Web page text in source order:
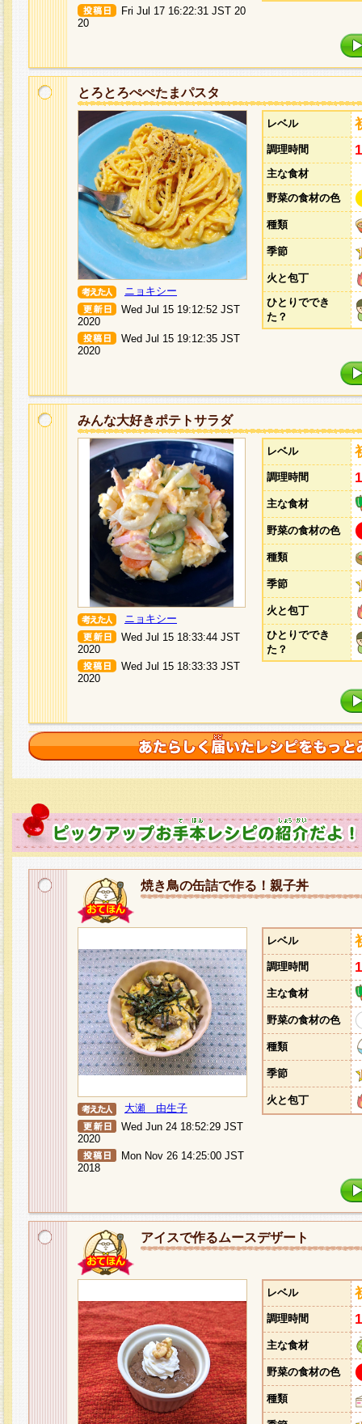
Fri Jul 17 16:22:31 JST 20
20
とろとろぺぺたまパスタ
ニョキシー
Wed Jul 15 19:12:52 JST
2020
Wed Jul 15 19:12:35 JST
2020
レベル
調理時間
主な食材
野菜の食材の色
種類
季節
火と包丁
ひとりででき
た？
みんな大好きポテトサラダ
ニョキシー
Wed Jul 15 18:33:44 JST
2020
Wed Jul 15 18:33:33 JST
2020
レベル
調理時間
主な食材
野菜の食材の色
種類
季節
火と包丁
ひとりででき
た？
焼き鳥の缶詰で作る！親子丼
大瀬 由生子
Wed Jun 24 18:52:29 JST
2020
Mon Nov 26 14:25:00 JST
2018
レベル
調理時間
主な食材
野菜の食材の色
種類
季節
火と包丁
アイスで作るムースデザート
レベル
調理時間
主な食材
野菜の食材の色
種類